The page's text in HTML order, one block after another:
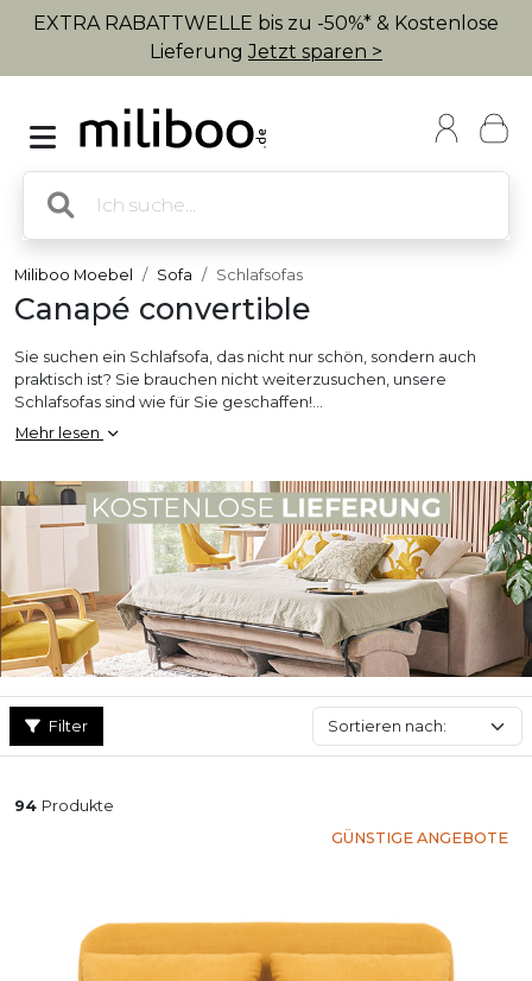
EXTRA RABATTWELLE bis zu -50%* & Kostenlose
LieferungJetzt sparen >
Miliboo Moebel Sofa Schlafsofas
Canapé convertible
Sie suchen ein Schlafsofa, das nicht nur schön, sondern auch
praktisch ist? Sie brauchen nicht weiterzusuchen, unsere
Schlafsofas sind wie für Sie geschaffen!
Bett bieten. Somit können Sie viele Abende mit Ihren Lieben
verbringen und sie ganz unbeschwert bei Ihnen empfangen.
Unsere Schlafsofas bieten einen maximalen Komfort!
Mehr lesen
Filter
94 Produkte
GÜNSTIGE ANGEBOTE